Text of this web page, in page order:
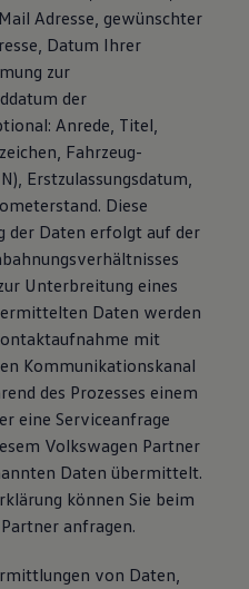
Adresse, gewünschter
Datum Ihrer
zur
der
Anrede, Titel,
Fahrzeug-
Erstzulassungsdatum,
Diese
der Daten erfolgt auf der
Unterbreitung eines
Daten werden
mit
Kommunikationskanal
des Prozesses einem
eine Serviceanfrage
Volkswagen Partner
Daten übermittelt.
können Sie beim
anfragen.
von Daten,